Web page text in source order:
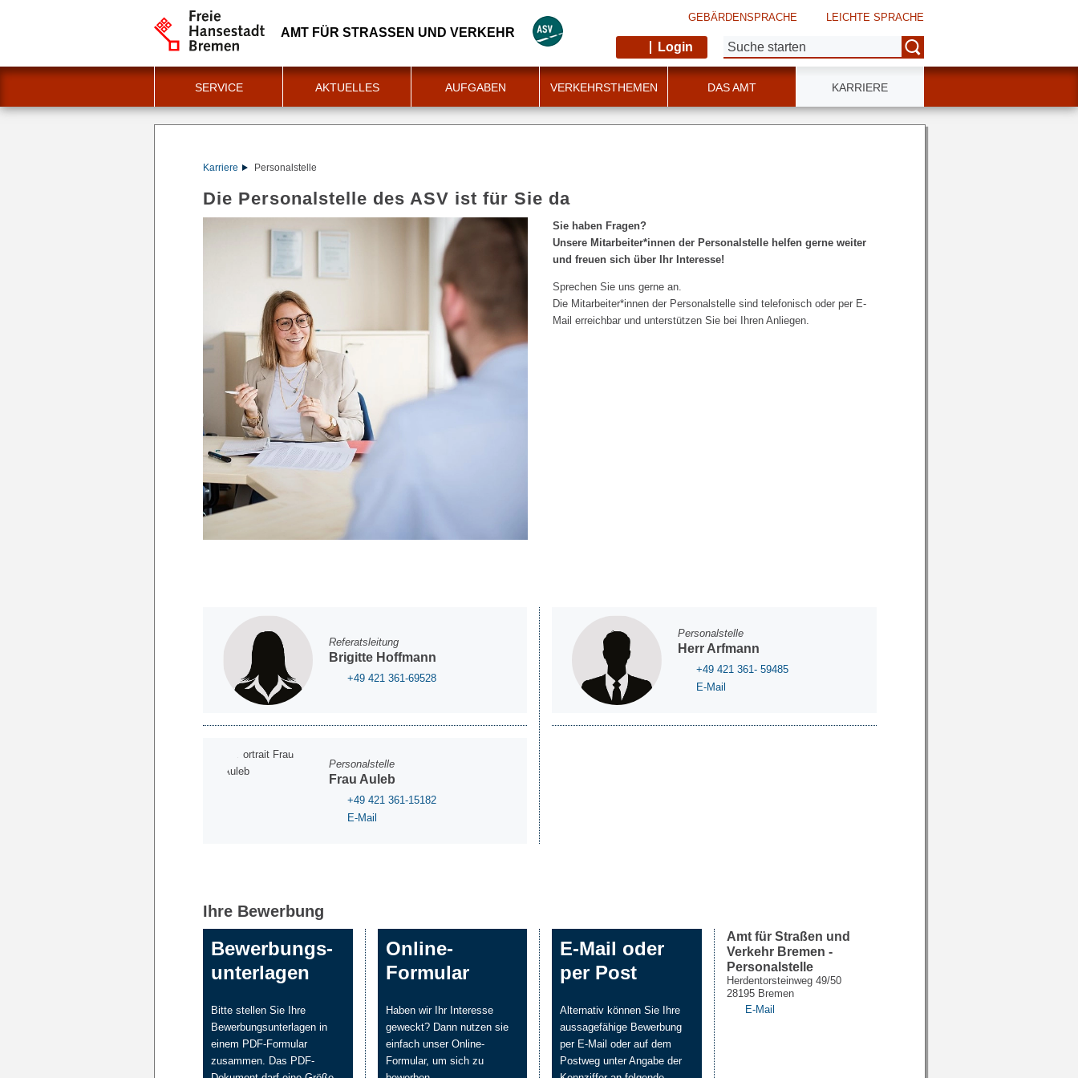
AMT FÜR STRASSEN UND VERKEHR
GEBÄRDENSPRACHE LEICHTE SPRACHE
Login Suche:
SERVICE AKTUELLES AUFGABEN VERKEHRSTHEMEN DAS AMT KARRIERE
Karriere Personalstelle
Die Personalstelle des ASV ist für Sie da
Sie haben Fragen?
Unsere Mitarbeiter*innen der Personalstelle helfen gerne weiter
und freuen sich über Ihr Interesse!
Sprechen Sie uns gerne an.
Die Mitarbeiter*innen der Personalstelle sind telefonisch oder per E-
Mail erreichbar und unterstützen Sie bei Ihren Anliegen.
Referatsleitung
Brigitte Hoffmann
+49 421 361-69528
Personalstelle
Frau Auleb
+49 421 361-15182
E-Mail
Personalstelle
Herr Arfmann
+49 421 361- 59485
E-Mail
Ihre Bewerbung
Bewerbungs-
unterlagen
Bitte stellen Sie Ihre
Bewerbungsunterlagen in
einem PDF-Formular
zusammen. Das PDF-
Online-
Formular
Haben wir Ihr Interesse
geweckt? Dann nutzen sie
einfach unser Online-
Formular, um sich zu
E-Mail oder
per Post
Alternativ können Sie Ihre
aussagefähige Bewerbung
per E-Mail oder auf dem
Postweg unter Angabe der
Amt für Straßen und
Verkehr Bremen -
Personalstelle
Herdentorsteinweg 49/50
28195 Bremen
E-Mail